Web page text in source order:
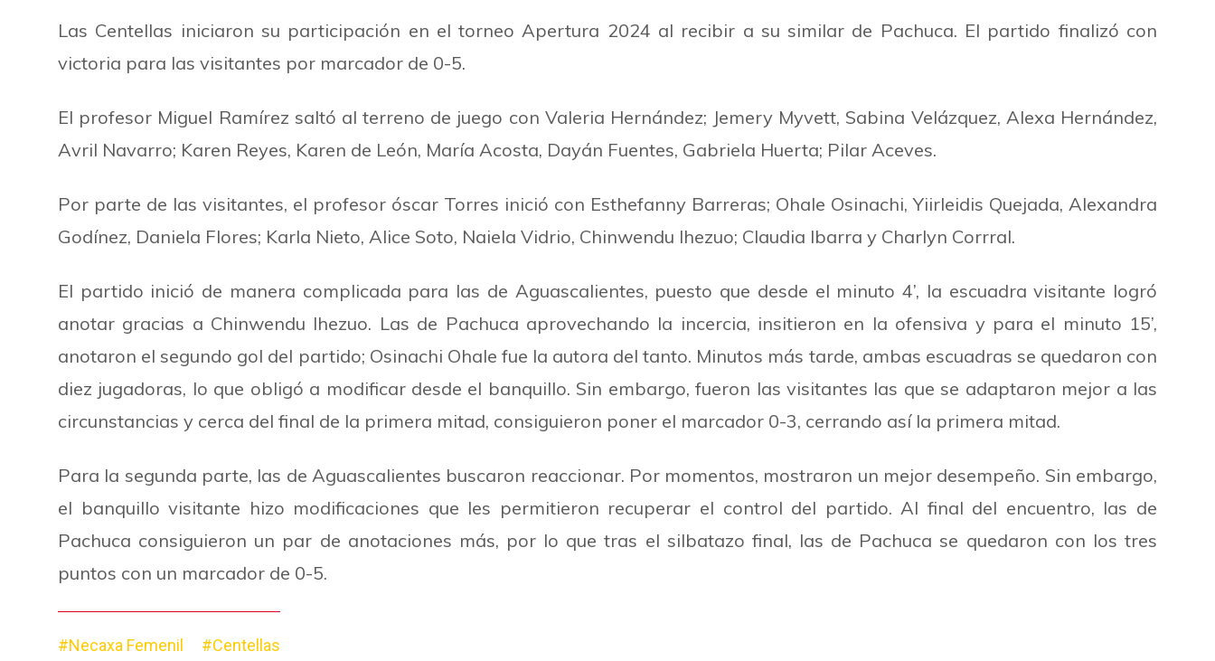
Las Centellas iniciaron su participación en el torneo Apertura 2024 al recibir a su similar de Pachuca. El partido finalizó con
victoria para las visitantes por marcador de 0-5.
El profesor Miguel Ramírez saltó al terreno de juego con Valeria Hernández; Jemery Myvett, Sabina Velázquez, Alexa Hernández,
Avril Navarro; Karen Reyes, Karen de León, María Acosta, Dayán Fuentes, Gabriela Huerta; Pilar Aceves.
Por parte de las visitantes, el profesor óscar Torres inició con Esthefanny Barreras; Ohale Osinachi, Yiirleidis Quejada, Alexandra
Godínez, Daniela Flores; Karla Nieto, Alice Soto, Naiela Vidrio, Chinwendu Ihezuo; Claudia Ibarra y Charlyn Corrral.
El partido inició de manera complicada para las de Aguascalientes, puesto que desde el minuto 4’, la escuadra visitante logró
anotar gracias a Chinwendu Ihezuo. Las de Pachuca aprovechando la incercia, insitieron en la ofensiva y para el minuto 15’,
anotaron el segundo gol del partido; Osinachi Ohale fue la autora del tanto. Minutos más tarde, ambas escuadras se quedaron con
diez jugadoras, lo que obligó a modificar desde el banquillo. Sin embargo, fueron las visitantes las que se adaptaron mejor a las
circunstancias y cerca del final de la primera mitad, consiguieron poner el marcador 0-3, cerrando así la primera mitad.
Para la segunda parte, las de Aguascalientes buscaron reaccionar. Por momentos, mostraron un mejor desempeño. Sin embargo,
el banquillo visitante hizo modificaciones que les permitieron recuperar el control del partido. Al final del encuentro, las de
Pachuca consiguieron un par de anotaciones más, por lo que tras el silbatazo final, las de Pachuca se quedaron con los tres
puntos con un marcador de 0-5.
#Necaxa Femenil #Centellas